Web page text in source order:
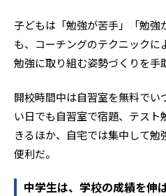
子どもは「勉強が苦手」「勉強
も、コーチングのテクニックに
勉強に取り組む姿勢づくりを手
開校時間中は自習室を無料で
い日でも自習室で宿題、テス
きるほか、自宅では集中して勉
便利だ。
中学生は、学校の成績を伸